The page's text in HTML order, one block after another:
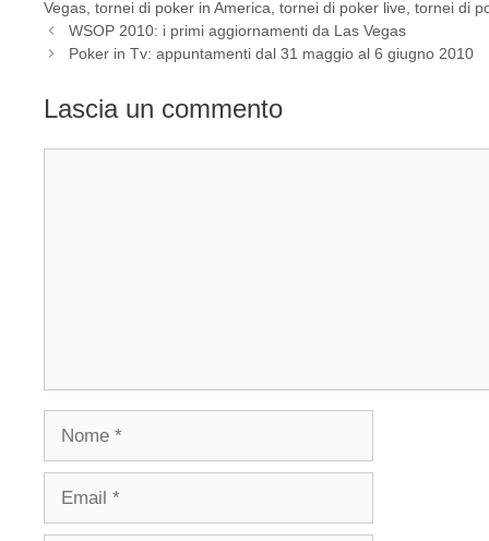
Vegas, tornei di poker in America, tornei di poker live, tornei di
WSOP 2010: i primi aggiornamenti da Las Vegas
Poker in Tv: appuntamenti dal 31 maggio al 6 giugno 2010
Lascia un commento